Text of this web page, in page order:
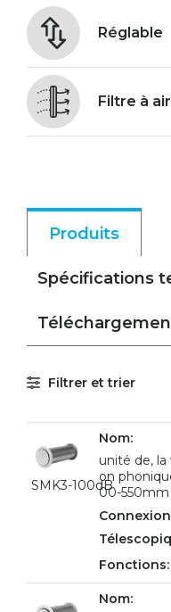
Réglable
Filtre à air
Produits
Spécifications
Filtrer et trier
SMK3-100dB
unité de,
on
00-550mm